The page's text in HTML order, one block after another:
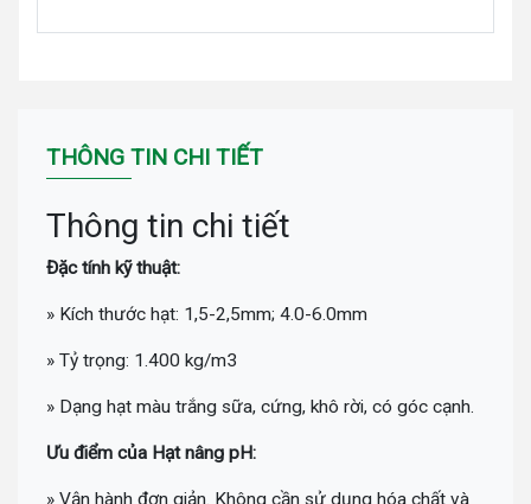
THÔNG TIN CHI TIẾT
Thông tin chi tiết
Đặc tính kỹ thuật:
» Kích thước hạt: 1,5-2,5mm; 4.0-6.0mm
» Tỷ trọng: 1.400 kg/m3
» Dạng hạt màu trắng sữa, cứng, khô rời, có góc cạnh.
Ưu điểm của Hạt nâng pH:
» Vận hành đơn giản. Không cần sử dụng hóa chất và